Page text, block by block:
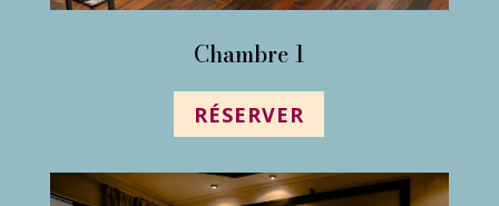
Chambre 1
RÉSERVER